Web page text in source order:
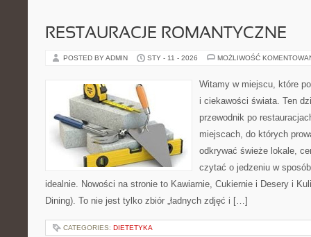
RESTAURACJE ROMANTYCZNE
POSTED BY ADMIN STY - 11 - 2026 MOŻLIWOŚĆ
Witamy w miejscu, które
i ciekawości świata. Ten
przewodnik po
miejscach, do których
odkrywać świeże lokale,
czytać o jedzeniu w
idealnie. Nowości na stronie to Kawiarnie, Cukiernie i Desery i
Dining). To nie jest tylko zbiór „ładnych zdjęć i […]
CATEGORIES: DIETETYKA